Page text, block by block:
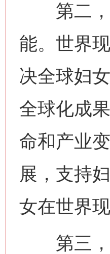
第二，
能。世界
决全球妇
全球化成
命和产业
展，支持
女在世界
第三，